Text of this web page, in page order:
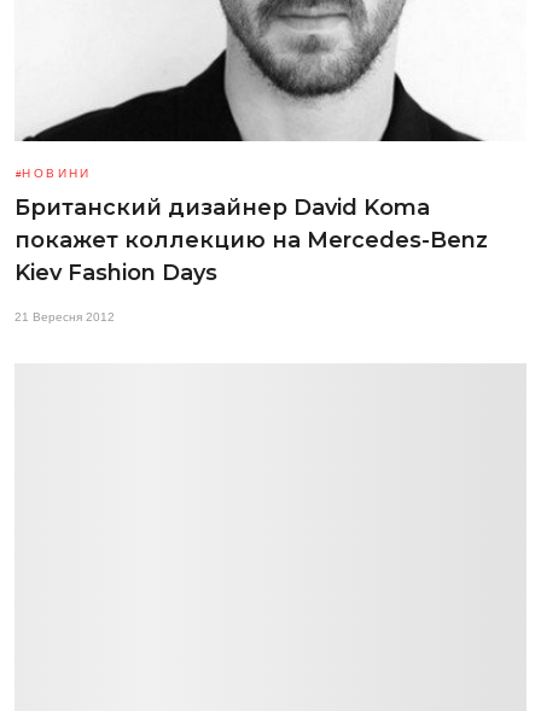
НОВИНИ
Британский дизайнер David Koma
покажет коллекцию на Mercedes-Benz
Kiev Fashion Days
21 Вересня 2012